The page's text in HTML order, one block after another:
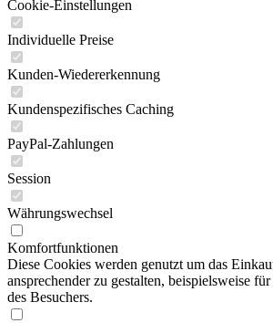
Cookie-Einstellungen
Individuelle Preise
Kunden-Wiedererkennung
Kundenspezifisches Caching
PayPal-Zahlungen
Session
Währungswechsel
Komfortfunktionen
Diese Cookies werden genutzt um das
ansprechender zu gestalten, beispielsweise
des Besuchers.